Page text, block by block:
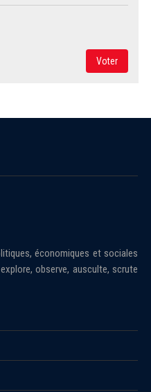
Voter
économiques et sociales
observe, ausculte, scrute